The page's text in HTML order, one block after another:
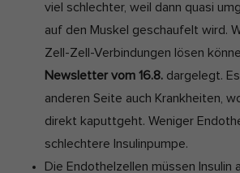
viel schlechter, weil dann quasi
auf den Muskel geschaufelt wird.
Zell-Zell-Verbindungen lösen
Newsletter vom 16.8. dargelegt.
anderen Seite auch Krankheiten,
direkt kaputtgeht. Weniger
schlechtere Insulinpumpe.
Die Endothelzellen müssen Insulin